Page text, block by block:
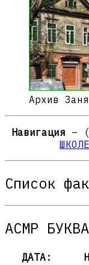
Архив
Навигация – (
ШКОЛЕ
Список
АСМР
ДАТА: